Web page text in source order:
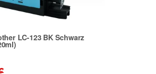
LC-123 BK Schwarz